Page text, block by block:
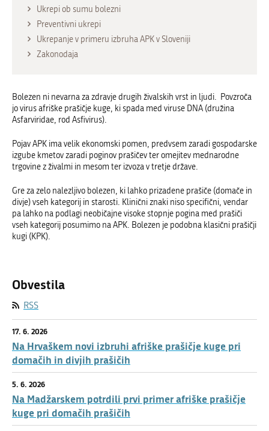
Ukrepi ob sumu bolezni
Preventivni ukrepi
Ukrepanje v primeru izbruha APK v Sloveniji
Zakonodaja
Bolezen ni nevarna za zdravje drugih živalskih vrst in ljudi. Povzroča
jo virus afriške prašičje kuge, ki spada med viruse DNA (družina
Asfarviridae, rod Asfivirus).
Pojav APK ima velik ekonomski pomen, predvsem zaradi gospodarske
izgube kmetov zaradi poginov prašičev ter omejitev mednarodne
trgovine z živalmi in mesom ter izvoza v tretje države.
Gre za zelo nalezljivo bolezen, ki lahko prizadene prašiče (domače in
divje) vseh kategorij in starosti. Klinični znaki niso specifični, vendar
pa lahko na podlagi neobičajne visoke stopnje pogina med prašiči
vseh kategorij posumimo na APK. Bolezen je podobna klasični prašičji
kugi (KPK).
Obvestila
RSS
17. 6. 2026
Na Hrvaškem novi izbruhi afriške prašičje kuge pri
domačih in divjih prašičih
5. 6. 2026
Na Madžarskem potrdili prvi primer afriške prašičje
kuge pri domačih prašičih